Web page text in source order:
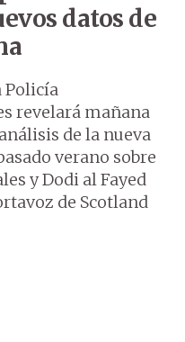
datos de
Policía
revelará mañana
de la nueva
verano sobre
y Dodi al Fayed
de Scotland